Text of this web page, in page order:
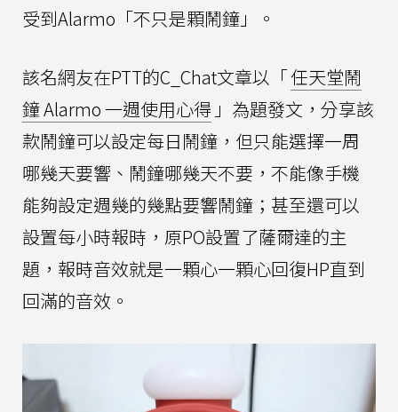
受到Alarmo「不只是顆鬧鐘」。
該名網友在PTT的C_Chat文章以「任天堂鬧
鐘 Alarmo 一週使用心得 」為題發文，分享該
款鬧鐘可以設定每日鬧鐘，但只能選擇一周
哪幾天要響、鬧鐘哪幾天不要，不能像手機
能夠設定週幾的幾點要響鬧鐘；甚至還可以
設置每小時報時，原PO設置了薩爾達的主
題，報時音效就是一顆心一顆心回復HP直到
回滿的音效。